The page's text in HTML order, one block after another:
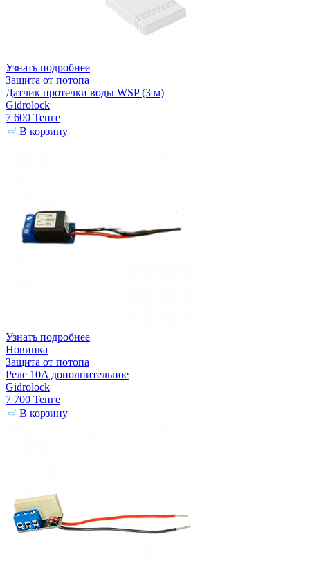
Узнать подробнее
Защита от потопа
Датчик протечки воды WSP (3 м)
Gidrolock
7 600 Тенге
В корзину
Узнать подробнее
Новинка
Защита от потопа
Реле 10A дополнительное
Gidrolock
7 700 Тенге
В корзину